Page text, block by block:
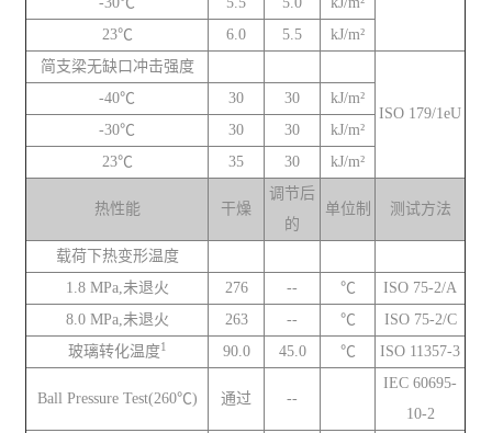
23℃
6.0 5.5
kJ/m²
简支梁无缺口冲击强度
ISO 179/1eU
-40℃ 30 30
kJ/m²
-30℃
30 30
kJ/m²
23℃
35 30 kJ/m²
热性能 干燥
调节后
的
单位制 测试方法
载荷下热变形温度
1.8 MPa,未退火
276 -- ℃
ISO 75-2/A
8.0 MPa,未退火
263 -- ℃
ISO 75-2/C
玻璃转化温度1 90.0 45.0 ℃ ISO 11357-3
Ball Pressure Test(260℃) 通过 --
IEC 60695-
10-2